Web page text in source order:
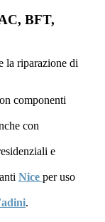
BFT,
la riparazione di
componenti
con
e
Nice per uso
.